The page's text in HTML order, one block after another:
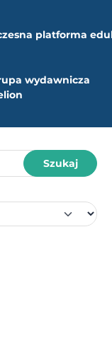
platforma
wydawnicza
Szukaj